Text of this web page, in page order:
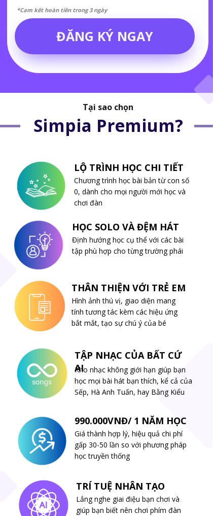
ĐĂNG KÝ NGAY
*Cam kết hoàn tiền trong 3 ngày
Simpia Premium?
Định hướng học cụ thể với các bài
tập phù hợp cho từng trường phái
HỌC SOLO VÀ ĐỆM HÁT
LỘ TRÌNH HỌC CHI TIẾT
Chương trình học bài bản từ con số
0, dành cho mọi người mới học và
chơi đàn
TRÍ TUỆ NHÂN TẠO
Lắng nghe giai điệu bạn chơi và
giúp bạn biết nên chơi phím đàn
Tại sao chọn
THÂN THIỆN VỚI TRẺ EM
Hình ảnh thú vị, giao diện mang
tính tương tác kèm các hiệu ứng
bắt mắt, tạo sự chú ý của bé
TẬP NHẠC CỦA BẤT CỨ
AI
Kho nhạc không giới hạn giúp bạn
học mọi bài hát bạn thích, kể cả của
Sếp, Hà Anh Tuấn, hay Bằng Kiểu
Giá thành hợp lý, hiệu quả chi phí
gấp 30-50 lần so với phương pháp
học truyền thống
990.000VNĐ/ 1 NĂM HỌC